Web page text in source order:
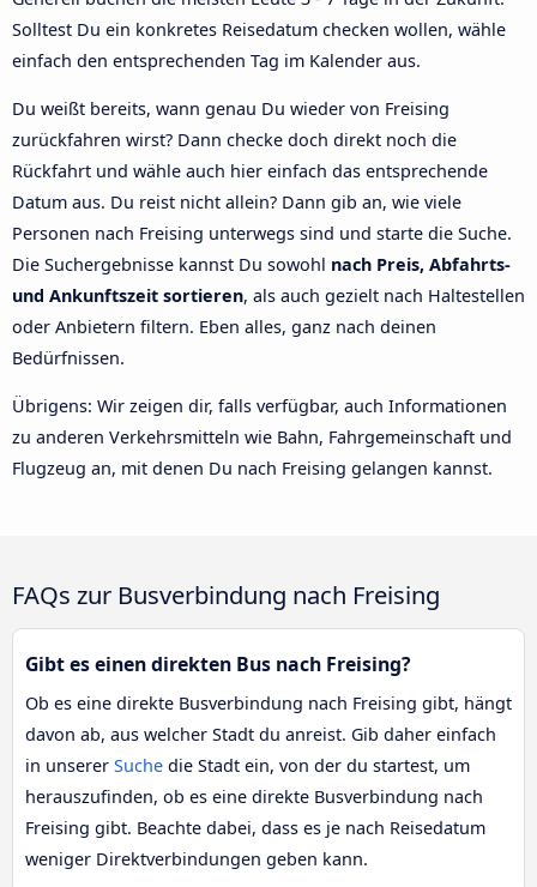
Solltest Du ein konkretes Reisedatum checken wollen, wähle
einfach den entsprechenden Tag im Kalender aus.
Du weißt bereits, wann genau Du wieder von Freising
zurückfahren wirst? Dann checke doch direkt noch die
Rückfahrt und wähle auch hier einfach das entsprechende
Datum aus. Du reist nicht allein? Dann gib an, wie viele
Personen nach Freising unterwegs sind und starte die Suche.
Die Suchergebnisse kannst Du sowohl nach Preis, Abfahrts-
und Ankunftszeit sortieren, als auch gezielt nach Haltestellen
oder Anbietern filtern. Eben alles, ganz nach deinen
Bedürfnissen.
Übrigens: Wir zeigen dir, falls verfügbar, auch Informationen
zu anderen Verkehrsmitteln wie Bahn, Fahrgemeinschaft und
Flugzeug an, mit denen Du nach Freising gelangen kannst.
FAQs zur Busverbindung nach Freising
Gibt es einen direkten Bus nach Freising?
Ob es eine direkte Busverbindung nach Freising gibt, hängt
davon ab, aus welcher Stadt du anreist. Gib daher einfach
in unserer Suche die Stadt ein, von der du startest, um
herauszufinden, ob es eine direkte Busverbindung nach
Freising gibt. Beachte dabei, dass es je nach Reisedatum
weniger Direktverbindungen geben kann.